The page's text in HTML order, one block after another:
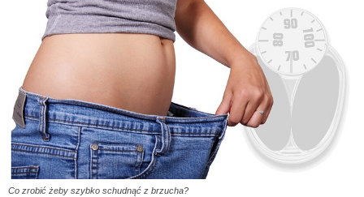
Co zrobić żeby szybko schudnąć z brzucha?